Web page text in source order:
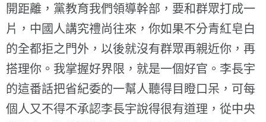
開距離，黨教育我們領導幹部，要和群眾打成一
片，中國人講究禮尚往來，你如果不分青紅皂白
的全都拒之門外，以後就沒有群眾再親近你，再
搭理你。我掌握好界限，就是一個好官。李長宇
的這番話把省紀委的一幫人聽得目瞪口呆，可每
個人又不得不承認李長宇說得很有道理，從中央